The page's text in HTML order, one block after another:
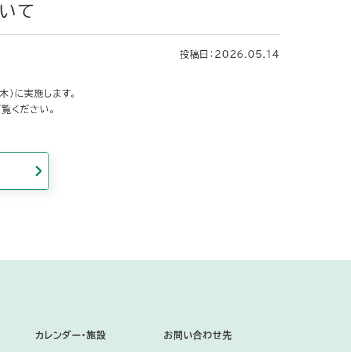
て
投稿日：2026.05.14
に実施します。
ください。
カレンダー・施設 お問い合わせ先